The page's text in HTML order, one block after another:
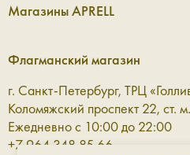
Магазины APRELL
Флагманский магазин
г. Санкт-Петербург, ТРЦ
Коломяжский проспект 22, ст.
Ежедневно с 10:00 до 22:00
+7 964 348 85 66